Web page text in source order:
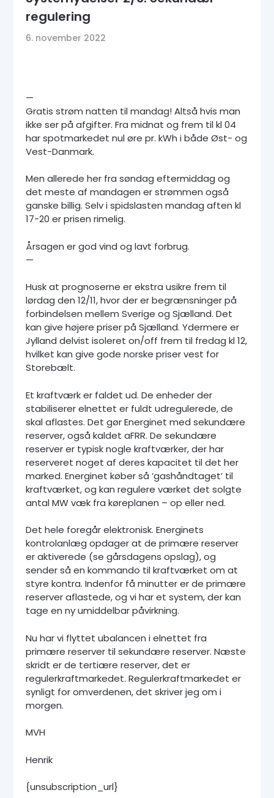
regulering
6. november 2022
—
Gratis strøm natten til mandag! Altså hvis man
ikke ser på afgifter. Fra midnat og frem til kl 04
har spotmarkedet nul øre pr. kWh i både Øst- og
Vest-Danmark.
Men allerede her fra søndag eftermiddag og
det meste af mandagen er strømmen også
ganske billig. Selv i spidslasten mandag aften kl
17-20 er prisen rimelig.
Årsagen er god vind og lavt forbrug.
—
Husk at prognoserne er ekstra usikre frem til
lørdag den 12/11, hvor der er begrænsninger på
forbindelsen mellem Sverige og Sjælland. Det
kan give højere priser på Sjælland. Ydermere er
Jylland delvist isoleret on/off frem til fredag kl 12,
hvilket kan give gode norske priser vest for
Storebælt.
Et kraftværk er faldet ud. De enheder der
stabiliserer elnettet er fuldt udregulerede, de
skal aflastes. Det gør Energinet med sekundære
reserver, også kaldet aFRR. De sekundære
reserver er typisk nogle kraftværker, der har
reserveret noget af deres kapacitet til det her
marked. Energinet køber så ‘gashåndtaget’ til
kraftværket, og kan regulere værket det solgte
antal MW væk fra køreplanen – op eller ned.
Det hele foregår elektronisk. Energinets
kontrolanlæg opdager at de primære reserver
er aktiverede (se gårsdagens opslag), og
sender så en kommando til kraftværket om at
styre kontra. Indenfor få minutter er de primære
reserver aflastede, og vi har et system, der kan
tage en ny umiddelbar påvirkning.
Nu har vi flyttet ubalancen i elnettet fra
primære reserver til sekundære reserver. Næste
skridt er de tertiære reserver, det er
regulerkraftmarkedet. Regulerkraftmarkedet er
synligt for omverdenen, det skriver jeg om i
morgen.
MVH
Henrik
{unsubscription_url}